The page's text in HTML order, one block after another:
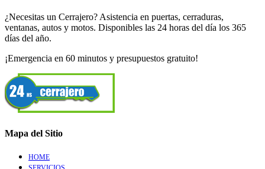
¿Necesitas un Cerrajero? Asistencia en puertas, cerraduras,
ventanas, autos y motos. Disponibles las 24 horas del día los 365
días del año.
¡Emergencia en 60 minutos y presupuestos gratuito!
Mapa del Sitio
HOME